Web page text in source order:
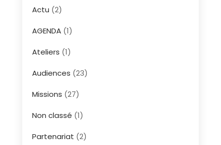
Actu (2)
AGENDA(1)
Ateliers (1)
Audiences (23)
Missions (27)
Non classé (1)
Partenariat (2)